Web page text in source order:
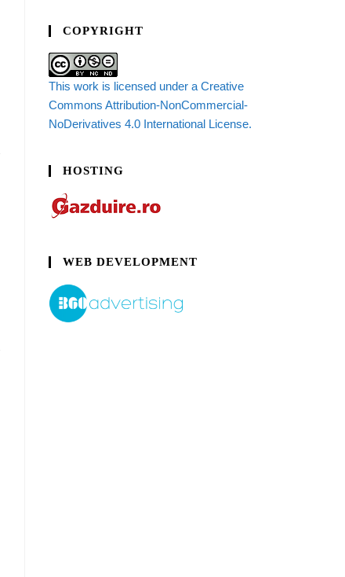
COPYRIGHT
This work is licensed under a Creative
Commons Attribution-NonCommercial-
NoDerivatives 4.0 International License.
HOSTING
WEB DEVELOPMENT